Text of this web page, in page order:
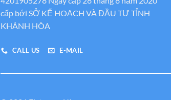
cấp bới SỞ KẾ HOẠCH VÀ ĐẦU TƯ TỈNH
KHÁNH HÒA
CALL US E-MAIL